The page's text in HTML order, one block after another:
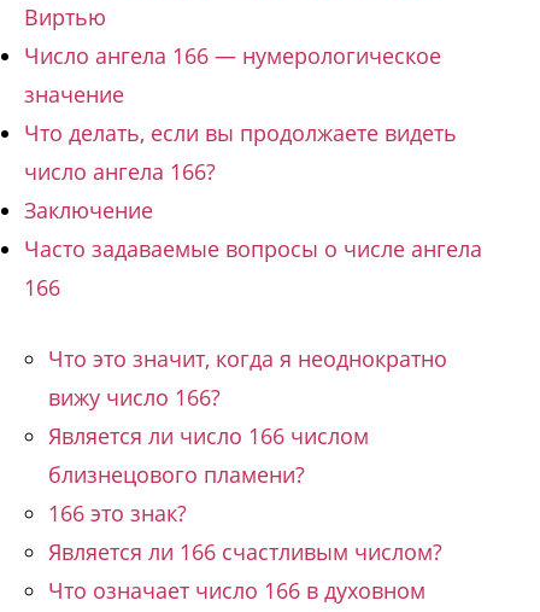
Виртью
Число ангела 166 — нумерологическое
значение
Что делать, если вы продолжаете видеть
число ангела 166?
Заключение
Часто задаваемые вопросы о числе ангела
166
Что это значит, когда я неоднократно
вижу число 166?
Является ли число 166 числом
близнецового пламени?
166 это знак?
Является ли 166 счастливым числом?
Что означает число 166 в духовном